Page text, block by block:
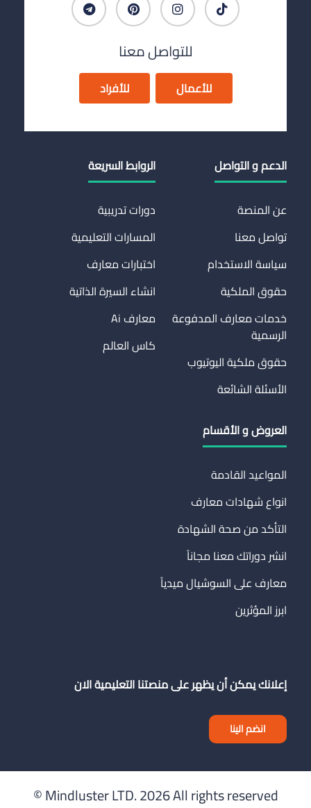
للتواصل معنا
للأعمال للأفراد
الدعم و التواصل
عن المنصة
تواصل معنا
سياسة الاستخدام
حقوق الملكية
خدمات معارف المدفوعة
الرسمية
حقوق ملكية اليوتيوب
الأسئلة الشائعة
الروابط السريعة
دورات تدريبية
المسارات التعليمية
اختبارات معارف
انشاء السيرة الذاتية
معارف Ai
كاس العالم
العروض و الأقسام
المواعيد القادمة
انواع شهادات معارف
التأكد من صحة الشهادة
انشر دوراتك معنا مجاناً
معارف على السوشيال ميدياً
ابرز المؤثرين
إعلانك يمكن أن يظهر على منصتنا التعليمية الان
انضم الينا
Mindluster LTD.2026 All rights reserved ©